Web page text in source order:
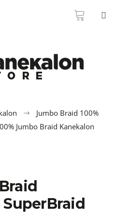
KOŠÍK
Jumbo Braid 100%
Jumbo Braid Kanekalon
SuperBraid